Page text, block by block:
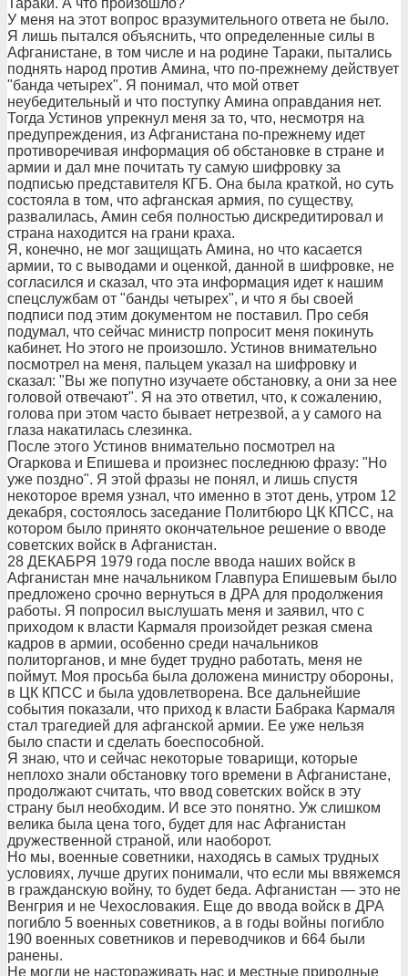
Тараки. А что произошло?"
У меня на этот вопрос вразумительного ответа не было.
Я лишь пытался объяснить, что определенные силы в
Афганистане, в том числе и на родине Тараки, пытались
поднять народ против Амина, что по-прежнему действует
"банда четырех". Я понимал, что мой ответ
неубедительный и что поступку Амина оправдания нет.
Тогда Устинов упрекнул меня за то, что, несмотря на
предупреждения, из Афганистана по-прежнему идет
противоречивая информация об обстановке в стране и
армии и дал мне почитать ту самую шифровку за
подписью представителя КГБ. Она была краткой, но суть
состояла в том, что афганская армия, по существу,
развалилась, Амин себя полностью дискредитировал и
страна находится на грани краха.
Я, конечно, не мог защищать Амина, но что касается
армии, то с выводами и оценкой, данной в шифровке, не
согласился и сказал, что эта информация идет к нашим
спецслужбам от "банды четырех", и что я бы своей
подписи под этим документом не поставил. Про себя
подумал, что сейчас министр попросит меня покинуть
кабинет. Но этого не произошло. Устинов внимательно
посмотрел на меня, пальцем указал на шифровку и
сказал: "Вы же попутно изучаете обстановку, а они за нее
головой отвечают". Я на это ответил, что, к сожалению,
голова при этом часто бывает нетрезвой, а у самого на
глаза накатилась слезинка.
После этого Устинов внимательно посмотрел на
Огаркова и Епишева и произнес последнюю фразу: "Но
уже поздно". Я этой фразы не понял, и лишь спустя
некоторое время узнал, что именно в этот день, утром 12
декабря, состоялось заседание Политбюро ЦК КПСС, на
котором было принято окончательное решение о вводе
советских войск в Афганистан.
28 ДЕКАБРЯ 1979 года после ввода наших войск в
Афганистан мне начальником Главпура Епишевым было
предложено срочно вернуться в ДРА для продолжения
работы. Я попросил выслушать меня и заявил, что с
приходом к власти Кармаля произойдет резкая смена
кадров в армии, особенно среди начальников
политорганов, и мне будет трудно работать, меня не
поймут. Моя просьба была доложена министру обороны,
в ЦК КПСС и была удовлетворена. Все дальнейшие
события показали, что приход к власти Бабрака Кармаля
стал трагедией для афганской армии. Ее уже нельзя
было спасти и сделать боеспособной.
Я знаю, что и сейчас некоторые товарищи, которые
неплохо знали обстановку того времени в Афганистане,
продолжают считать, что ввод советских войск в эту
страну был необходим. И все это понятно. Уж слишком
велика была цена того, будет для нас Афганистан
дружественной страной, или наоборот.
Но мы, военные советники, находясь в самых трудных
условиях, лучше других понимали, что если мы ввяжемся
в гражданскую войну, то будет беда. Афганистан — это не
Венгрия и не Чехословакия. Еще до ввода войск в ДРА
погибло 5 военных советников, а в годы войны погибло
190 военных советников и переводчиков и 664 были
ранены.
Не могли не настораживать нас и местные природные